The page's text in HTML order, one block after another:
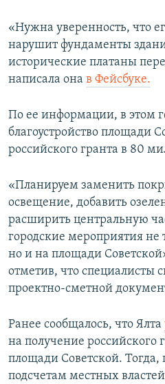
«Нужна уверенность, что
нарушит фундаменты
исторические платаны
написала она в Фейсбуке.
По ее информации, в этом
благоустройство площади
российского гранта в 80
«Планируем заменить
освещение, добавить
расширить центральную
городские мероприятия не
но и на площади
отметив, что специалисты
проектно-сметной
Ранее сообщалось, что Ялта
на получение российского
площади Советской.
подсчетам местных